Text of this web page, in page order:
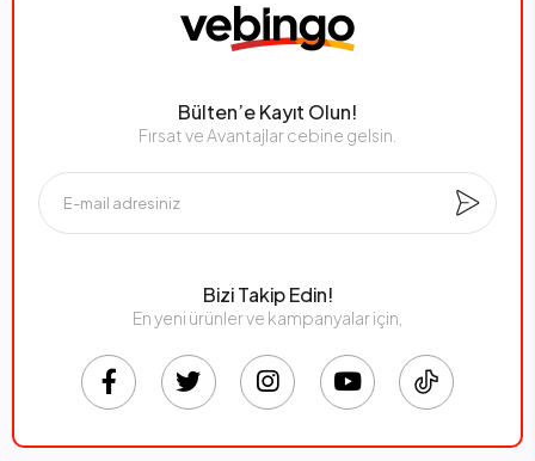
Bülten’e Kayıt Olun!
Fırsat ve Avantajlar cebine gelsin.
Bizi Takip Edin!
En yeni ürünler ve kampanyalar için,